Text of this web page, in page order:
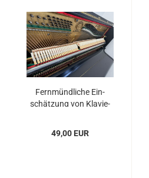
Fern­münd­li­che Ein­
schät­zung von Kla­vie­
49,00 EUR